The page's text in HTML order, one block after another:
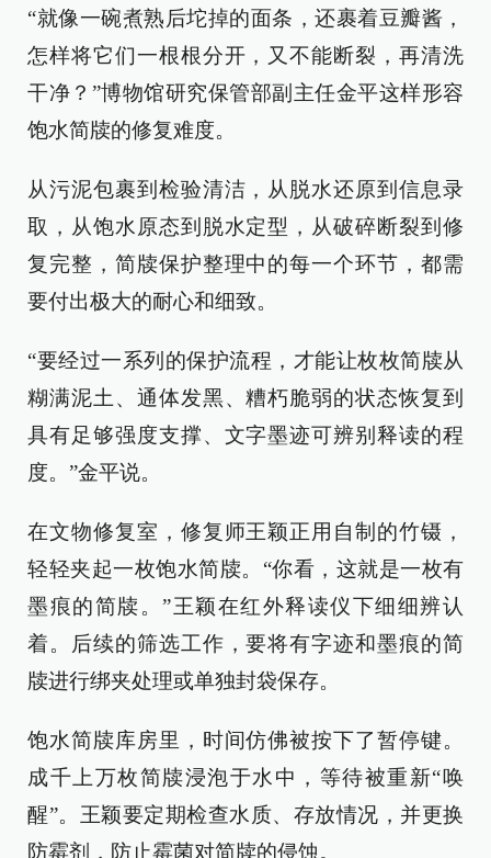
“就像一碗煮熟后坨掉的面条，还裹着豆瓣酱，
怎样将它们一根根分开，又不能断裂，再清洗
干净？”博物馆研究保管部副主任金平这样形容
饱水简牍的修复难度。
从污泥包裹到检验清洁，从脱水还原到信息录
取，从饱水原态到脱水定型，从破碎断裂到修
复完整，简牍保护整理中的每一个环节，都需
要付出极大的耐心和细致。
“要经过一系列的保护流程，才能让枚枚简牍从
糊满泥土、通体发黑、糟朽脆弱的状态恢复到
具有足够强度支撑、文字墨迹可辨别释读的程
度。”金平说。
在文物修复室，修复师王颖正用自制的竹镊，
轻轻夹起一枚饱水简牍。“你看，这就是一枚有
墨痕的简牍。”王颖在红外释读仪下细细辨认
着。后续的筛选工作，要将有字迹和墨痕的简
牍进行绑夹处理或单独封袋保存。
饱水简牍库房里，时间仿佛被按下了暂停键。
成千上万枚简牍浸泡于水中，等待被重新“唤
醒”。王颖要定期检查水质、存放情况，并更换
防霉剂，防止霉菌对简牍的侵蚀。